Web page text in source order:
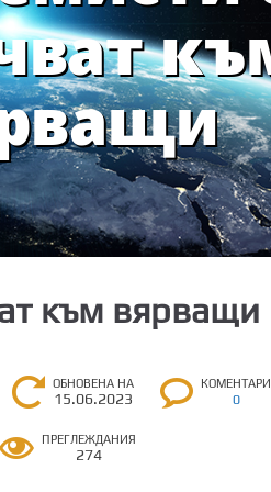
към вярващи
ОБНОВЕНА НА
15.06.2023
КОМЕНТАРИ
0
ПРЕГЛЕЖДАНИЯ
274